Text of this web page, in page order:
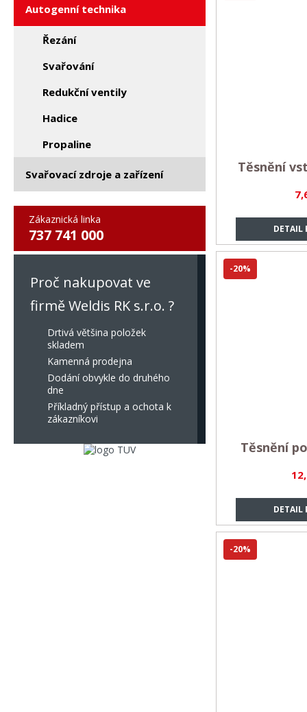
Autogenní technika
Řezání
Svařování
Redukční ventily
Hadice
Propaline
Svařovací zdroje a zařízení
Zákaznická linka
737 741 000
Proč nakupovat ve
firmě Weldis RK s.r.o. ?
Drtivá většina položek
skladem
Kamenná prodejna
Dodání obvykle do druhého
dne
Příkladný přístup a ochota k
zákazníkovi
DETAIL
Těsnění
DETAIL
Těsnění
-20%
-20%